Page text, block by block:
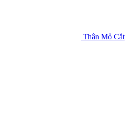
Thân Mỏ Cắt